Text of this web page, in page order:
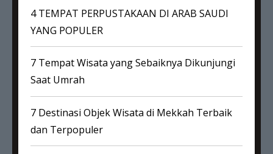
4 TEMPAT PERPUSTAKAAN DI ARAB SAUDI
YANG POPULER
7 Tempat Wisata yang Sebaiknya Dikunjungi
Saat Umrah
7 Destinasi Objek Wisata di Mekkah Terbaik
dan Terpopuler